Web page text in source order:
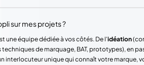
sur mes projets ?
une équipe dédiée à vos côtés. De l'idéation
techniques de marquage, BAT, prototypes), en
interlocuteur unique qui connaît votre marque,